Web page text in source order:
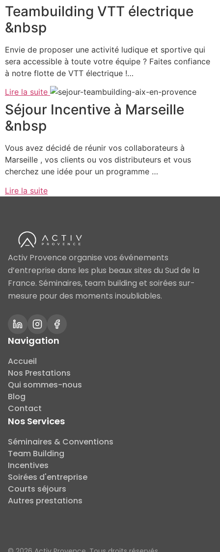
Teambuilding VTT électrique
&nbsp
Envie de proposer une activité ludique et sportive qui
sera accessible à toute votre équipe ? Faites confiance
à notre flotte de VTT électrique !…
Lire la suite
Séjour Incentive à Marseille
&nbsp
Vous avez décidé de réunir vos collaborateurs à
Marseille , vos clients ou vos distributeurs et vous
cherchez une idée pour un programme …
Lire la suite
Activ Provence organise vos événements
d’entreprise dans les plus beaux sites du Sud de la
France. Séminaires, team building et soirées sur-
mesure pour des moments inoubliables.
Navigation
Accueil
Nos Prestations
Qui sommes-nous
Blog
Contact
Nos Services
Séminaires & Conventions
Team Building
Incentives
Soirées d'entreprise
Courts séjours
Autres prestations